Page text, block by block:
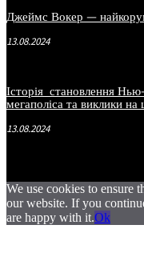
Джеймс Вокер —
13.08.2024
Історія становлення
мегаполіса та виклики
13.08.2024
We use cookies to ensure
our website. If you
are happy with it.Ok